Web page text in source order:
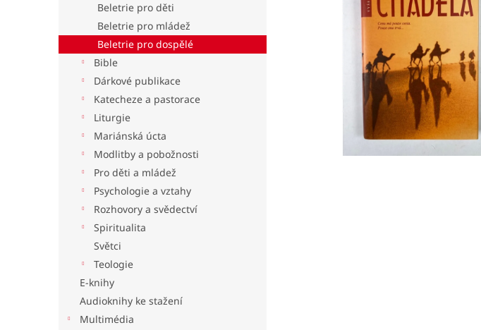
a
n
Beletrie pro děti
Beletrie pro mládež
Beletrie pro dospělé
Bible
Dárkové publikace
Katecheze a pastorace
Liturgie
Mariánská úcta
Modlitby a pobožnosti
Pro děti a mládež
Psychologie a vztahy
Rozhovory a svědectví
Spiritualita
Světci
Teologie
E-knihy
Audioknihy ke stažení
Multimédia